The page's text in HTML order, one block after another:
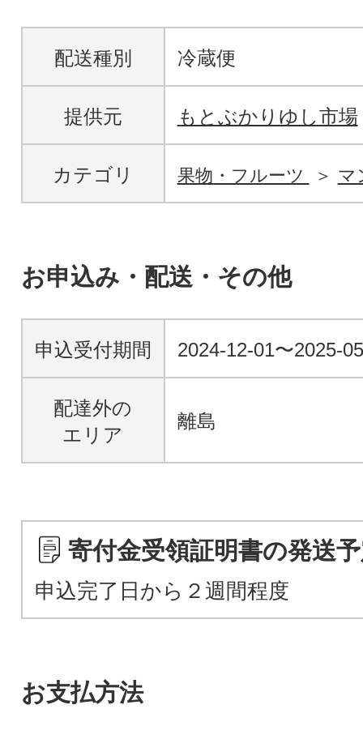
配送種別 冷蔵便
提供元 もとぶかりゆし市場
カテゴリ 果物・フルーツ マ
お申込み・配送・その他
申込受付期間 2024-12-01〜2025-
配達外の
エリア
離島
寄付金受領証明書の発送
申込完了日から２週間程度
お支払方法